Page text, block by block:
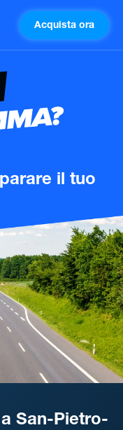
Acquista ora
il tuo
San-Pietro-